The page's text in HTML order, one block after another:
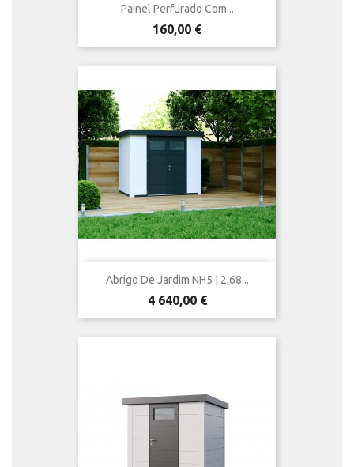
Painel Perfurado Com...
Preço
160,00 €
Abrigo De Jardim NH5 | 2,68...
Preço
4 640,00 €